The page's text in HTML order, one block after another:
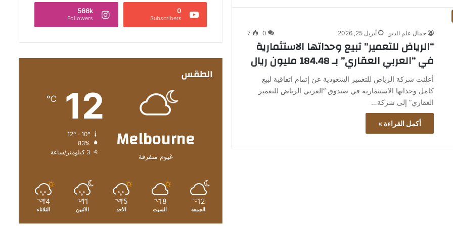
جمال علم الدين أبريل 25, 2026 0
7
“الرياض للتعمير” تبيع وحداتها الاستثمارية
في “العربي العقاري” بـ 184.48 مليون ريال
أعلنت شركة الرياض للتعمير السعودية عن إتمام اتفاقية لبيع
كامل وحداتها الاستثمارية في صندوق “العربي الرياض للتعمير
العقاري” إلى شركة…
أكمل القراءة »
0
Subscribers
566k
Followers
الطقس
Melbourne
غيوم متفرقة
12
℃
83%
3 كيلومتر/ساعة
12
℃
الجمعة
18
℃
السبت
15
℃
الأحد
11
℃
الأثنين
14
℃
الثلاثاء